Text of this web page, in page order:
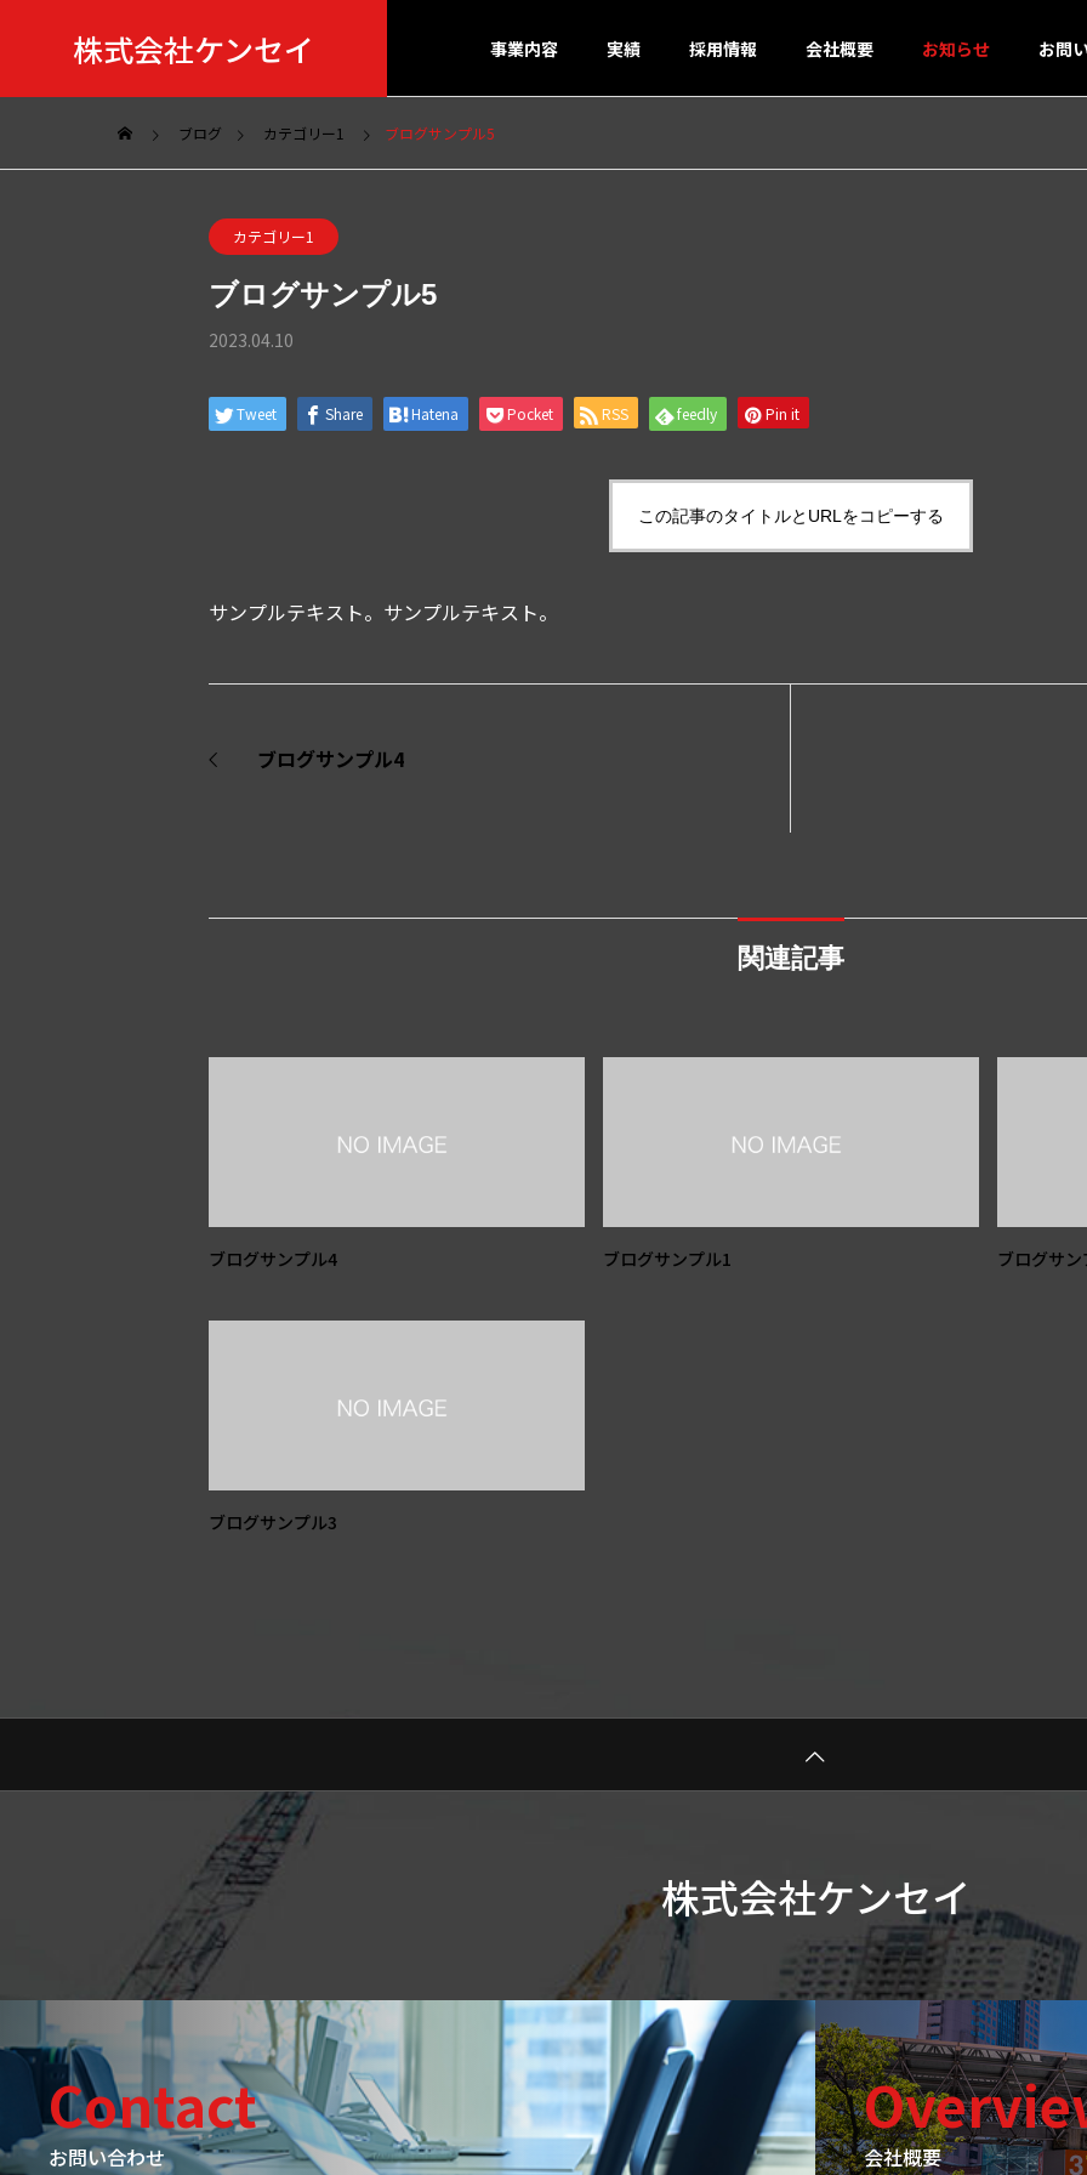
株式会社ケンセイ 事業内容 実績 採用情報 会社概要 お知らせ お問
ブログ カテゴリー1 ブログサンプル5
カテゴリー1
ブログサンプル5
2023.04.10
Tweet Share Hatena Pocket RSS feedly Pin it
この記事のタイトルとURLをコピーする
サンプルテキスト。サンプルテキスト。
ブログサンプル4
関連記事
ブログサンプル4 ブログサンプル1 ブログサ
ブログサンプル3
株式会社ケンセイ
Contact
お問い合わせ 会社概要